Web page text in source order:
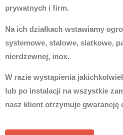
prywatnych i firm.
Na ich działkach wstawiamy
systemowe, stalowe, siatkowe,
nierdzewnej, inox.
W razie wystąpienia
lub po instalacji na wszystkie
nasz klient otrzymuje gwarancję